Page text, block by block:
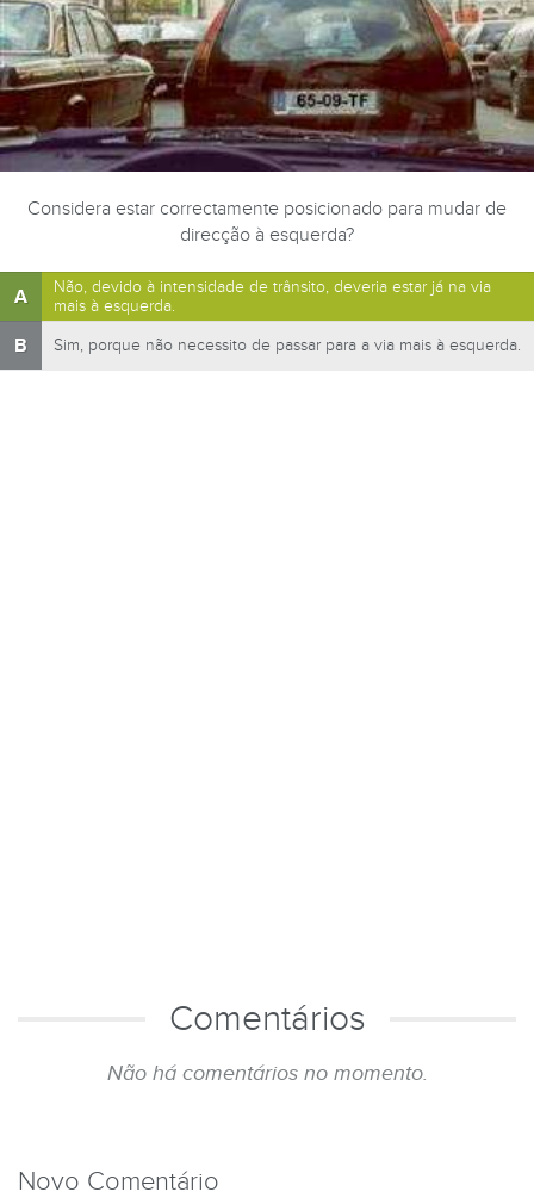
Considera estar correctamente posicionado para mudar de
direcção à esquerda?
A
Não, devido à intensidade de trânsito, deveria estar já na via
mais à esquerda.
B Sim, porque não necessito de passar para a via mais à esquerda.
Comentários
Não há comentários no momento.
Novo Comentário